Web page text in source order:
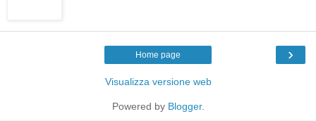
›
Home page
Visualizza versione web
Powered by Blogger.